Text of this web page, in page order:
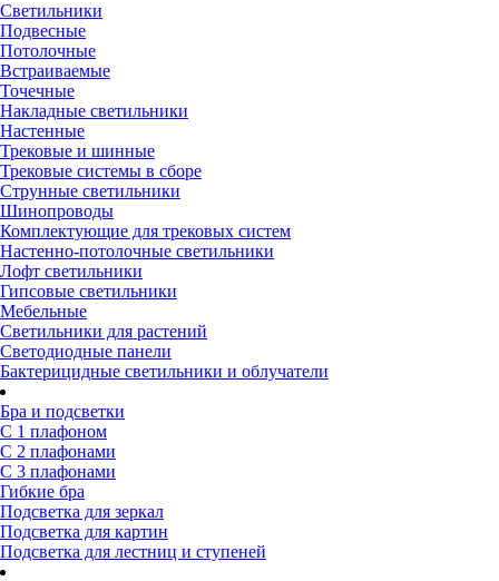
Светильники
Подвесные
Потолочные
Встраиваемые
Точечные
Накладные светильники
Настенные
Трековые и шинные
Трековые системы в сборе
Струнные светильники
Шинопроводы
Комплектующие для трековых систем
Настенно-потолочные светильники
Лофт светильники
Гипсовые светильники
Мебельные
Светильники для растений
Светодиодные панели
Бактерицидные светильники и облучатели
Бра и подсветки
С 1 плафоном
С 2 плафонами
С 3 плафонами
Гибкие бра
Подсветка для зеркал
Подсветка для картин
Подсветка для лестниц и ступеней